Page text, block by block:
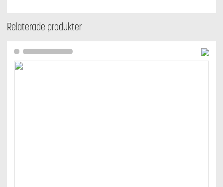
Relaterade produkter